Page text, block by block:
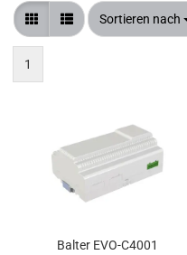
Sortieren nach
Sortieren nach
1
Balter EVO-C4001